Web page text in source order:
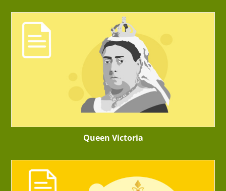
Queen Victoria